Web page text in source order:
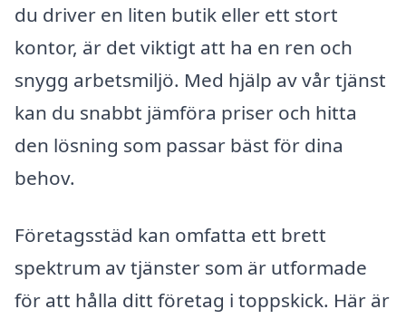
du driver en liten butik eller ett stort
kontor, är det viktigt att ha en ren och
snygg arbetsmiljö. Med hjälp av vår tjänst
kan du snabbt jämföra priser och hitta
den lösning som passar bäst för dina
behov.
Företagsstäd kan omfatta ett brett
spektrum av tjänster som är utformade
för att hålla ditt företag i toppskick. Här är